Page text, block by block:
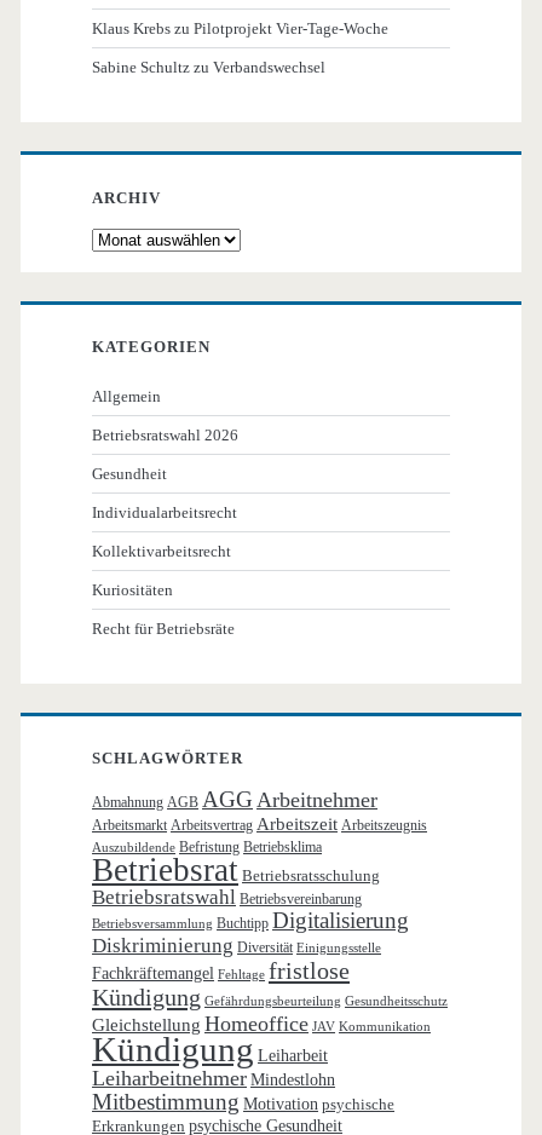
Klaus Krebs zuPilotprojekt Vier-Tage-Woche
Sabine Schultz zuVerbandswechsel
ARCHIV
Archiv
KATEGORIEN
Allgemein
Betriebsratswahl 2026
Gesundheit
Individualarbeitsrecht
Kollektivarbeitsrecht
Kuriositäten
Recht für Betriebsräte
SCHLAGWÖRTER
Abmahnung AGB AGG Arbeitnehmer
Arbeitsmarkt Arbeitsvertrag Arbeitszeit Arbeitszeugnis
Auszubildende Befristung Betriebsklima
Betriebsrat Betriebsratsschulung
Betriebsratswahl Betriebsvereinbarung
Betriebsversammlung Buchtipp Digitalisierung
Diskriminierung Diversität Einigungsstelle
Fachkräftemangel Fehltage fristlose
Kündigung Gefährdungsbeurteilung Gesundheitsschutz
Gleichstellung Homeoffice JAV Kommunikation
Kündigung Leiharbeit
Leiharbeitnehmer Mindestlohn
Mitbestimmung Motivation psychische
Erkrankungen psychische Gesundheit